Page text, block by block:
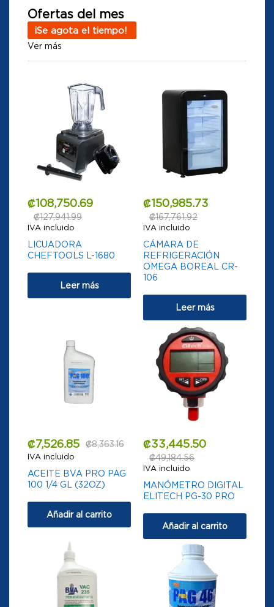
Ofertas del mes
¡Se agota el tiempo!
Ver más
₡108,750.69
₡127,941.99
IVA incluido
LICUADORA
CHEFTOOLS L-1680
Leer más
₡150,985.73
₡167,761.92
IVA incluido
CÁMARA DE
REFRIGERACIÓN
OMEGA BOREAL CR-
106
Leer más
₡7,526.85 ₡8,363.16
IVA incluido
ACEITE BVA PRO PAG
100 1/4 GL (32OZ)
Añadir al carrito
₡33,445.50
₡49,184.56
IVA incluido
MANÓMETRO DIGITAL
ELITECH PG-30 PRO
Añadir al carrito